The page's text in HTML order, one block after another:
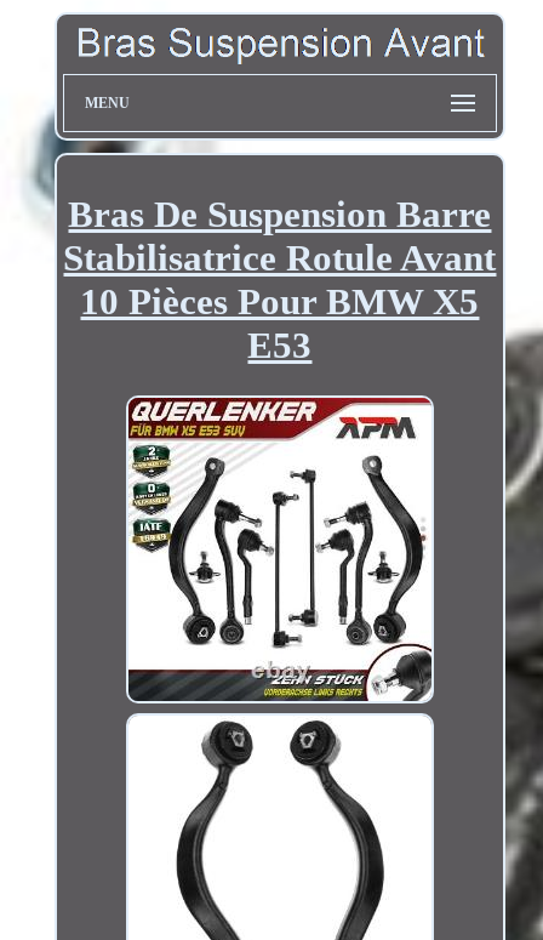
MENU
Bras De Suspension Barre
Stabilisatrice Rotule Avant
10 Pièces Pour BMW X5
E53